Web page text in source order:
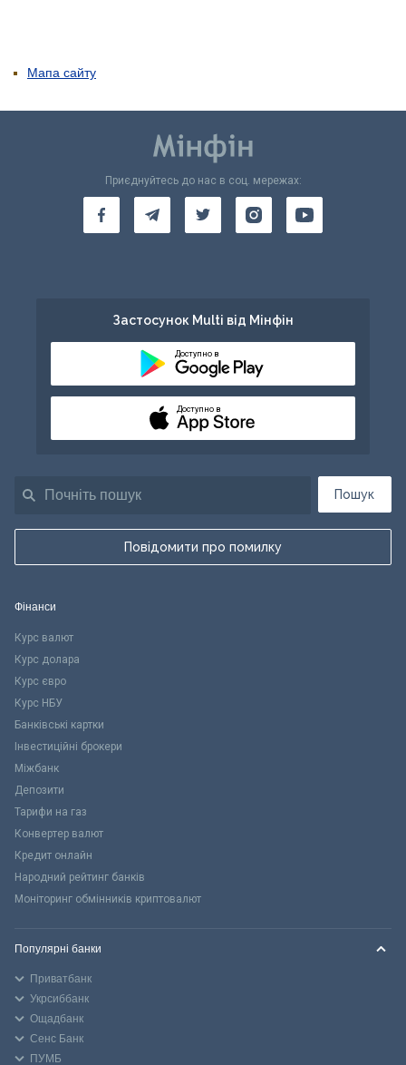
Мапа сайту
Пошук
Повідомити про помилку
Приєднуйтесь до нас в соц. мережах:
Застосунок Multi від Мінфін
Доступно в
Доступно в
Фінанси
Курс валют
Курс долара
Курс євро
Курс НБУ
Банківські картки
Інвестиційні брокери
Міжбанк
Депозити
Тарифи на газ
Конвертер валют
Кредит онлайн
Народний рейтинг банків
Моніторинг обмінників криптовалют
Популярні банки
Приватбанк
Укрсиббанк
Ощадбанк
Сенс Банк
ПУМБ